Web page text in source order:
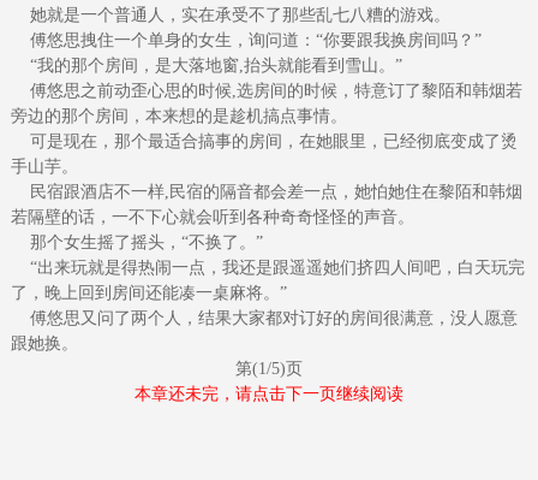
她就是一个普通人，实在承受不了那些乱七八糟的游戏。
傅悠思拽住一个单身的女生，询问道：“你要跟我换房间吗？”
“我的那个房间，是大落地窗,抬头就能看到雪山。”
傅悠思之前动歪心思的时候,选房间的时候，特意订了黎陌和韩烟若
旁边的那个房间，本来想的是趁机搞点事情。
可是现在，那个最适合搞事的房间，在她眼里，已经彻底变成了烫
手山芋。
民宿跟酒店不一样,民宿的隔音都会差一点，她怕她住在黎陌和韩烟
若隔壁的话，一不下心就会听到各种奇奇怪怪的声音。
那个女生摇了摇头，“不换了。”
“出来玩就是得热闹一点，我还是跟遥遥她们挤四人间吧，白天玩完
了，晚上回到房间还能凑一桌麻将。”
傅悠思又问了两个人，结果大家都对订好的房间很满意，没人愿意
跟她换。
第(1/5)页
本章还未完，请点击下一页继续阅读